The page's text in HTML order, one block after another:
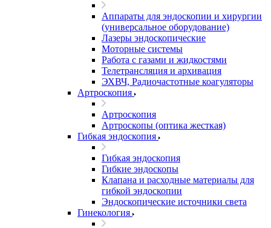
Аппараты для эндоскопии и хирургии
(универсальное оборудование)
Лазеры эндоскопические
Моторные системы
Работа с газами и жидкостями
Телетрансляция и архивация
ЭХВЧ, Радиочастотные коагуляторы
Артроскопия
Артроскопия
Артроскопы (оптика жесткая)
Гибкая эндоскопия
Гибкая эндоскопия
Гибкие эндоскопы
Клапана и расходные материалы для
гибкой эндоскопии
Эндоскопические источники света
Гинекология